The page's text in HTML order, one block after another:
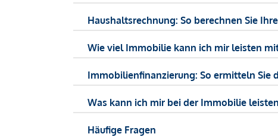
Haushaltsrechnung: So berechnen Sie
Wie viel Immobilie kann ich mir leisten
Immobilienfinanzierung: So ermitteln Sie
Was kann ich mir bei der Immobilie
Häufige Fragen